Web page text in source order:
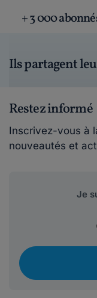
+ 3 000
Ils partagent
Restez informé
Inscrivez-vous à
nouveautés et